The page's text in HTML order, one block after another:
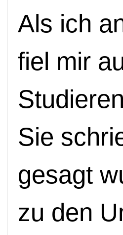
Als ich
fiel mir
Sie
gesagt
zu den